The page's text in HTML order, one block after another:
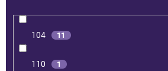
104 11
110 1